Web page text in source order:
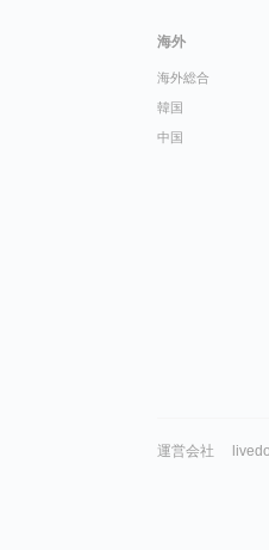
海外
海外総合
韓国
中国
運営会社